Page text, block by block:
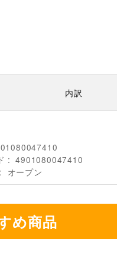
内訳
4901080047410
オープン
め商品